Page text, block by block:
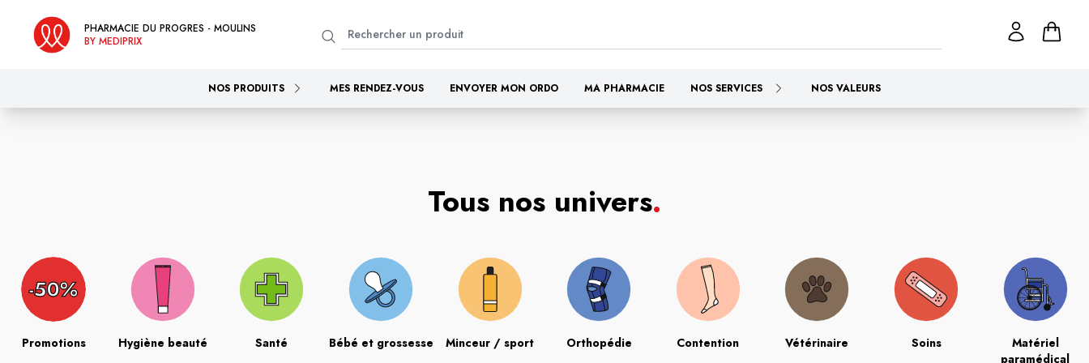
PHARMACIE DU PROGRES - MOULINS
BY MEDIPRIX
NOS PRODUITS MES RENDEZ-VOUS ENVOYER MON ORDO MA PHARMACIE NOS SERVICES NOS VALEURS
Tous nos univers.
Promotions Hygiène beauté Santé Bébé et grossesse Minceur / sport Orthopédie Contention Vétérinaire Soins
Matériel
paramédical